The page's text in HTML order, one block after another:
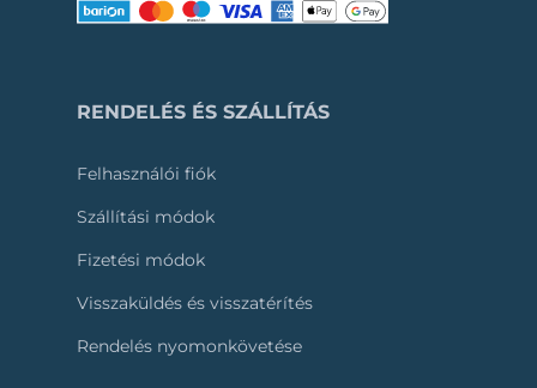
RENDELÉS ÉS SZÁLLÍTÁS
Felhasználói fiók
Szállítási módok
Fizetési módok
Visszaküldés és visszatérítés
Rendelés nyomonkövetése